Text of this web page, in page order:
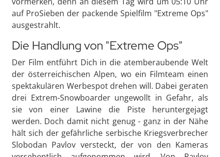
auf ProSieben der packende Spielfilm "Extreme Ops"
ausgestrahlt.
Die Handlung von "Extreme Ops"
Der Film entführt Dich in die atemberaubende Welt
der österreichischen Alpen, wo ein Filmteam einen
spektakulären Werbespot drehen will. Dabei geraten
drei Extrem-Snowboarder ungewollt in Gefahr, als
sie von einer Lawine die Piste heruntergejagt
werden. Doch damit nicht genug - ganz in der Nähe
hält sich der gefährliche serbische Kriegsverbrecher
Slobodan Pavlov versteckt, der von den Kameras